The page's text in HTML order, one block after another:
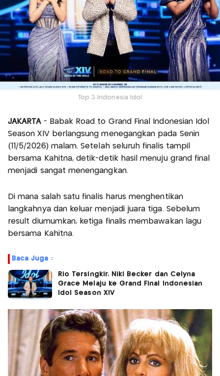
Top 3 Indonesia Idol
JAKARTA- Babak Road to Grand Final Indonesian Idol
Season XIV berlangsung menegangkan pada Senin
(11/5/2026) malam. Setelah seluruh finalis tampil
bersama Kahitna, detik-detik hasil menuju grand final
menjadi sangat menengangkan.
Di mana salah satu finalis harus menghentikan
langkahnya dan keluar menjadi juara tiga. Sebelum
result diumumkan, ketiga finalis membawakan lagu
bersama Kahitna.
Baca Juga :
Rio Tersingkir, Niki Becker dan Celyna
Grace Melaju ke Grand Final Indonesian
Idol Season XIV